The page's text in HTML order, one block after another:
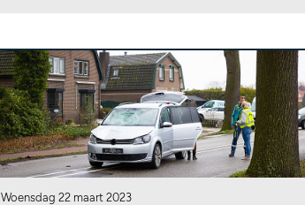
Woensdag 22 maart 2023